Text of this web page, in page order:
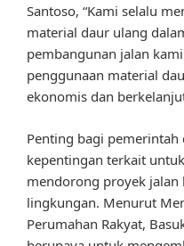
Santoso, “Kami selalu
material daur ulang
pembangunan jalan
penggunaan material
ekonomis dan
Penting bagi pemerintah
kepentingan terkait
mendorong proyek jalan
lingkungan. Menurut
Perumahan Rakyat,